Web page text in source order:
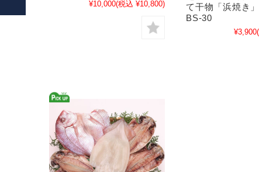
¥10,000(税込 ¥10,800)
て干物「浜焼き
BS-30
¥3,900